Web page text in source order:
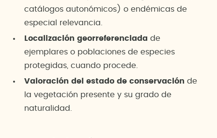
catálogos autonómicos) o endémicas de
especial relevancia.
Localización georreferenciada de
ejemplares o poblaciones de especies
protegidas, cuando procede.
Valoración del estado de conservación de
la vegetación presente y su grado de
naturalidad.